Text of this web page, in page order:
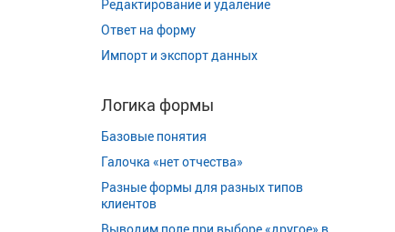
Редактирование и удаление
Ответ на форму
Импорт и экспорт данных
Логика формы
Базовые понятия
Галочка «нет отчества»
Разные формы для разных типов
клиентов